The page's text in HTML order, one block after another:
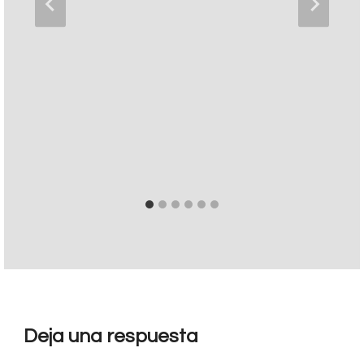
Deja una respuesta